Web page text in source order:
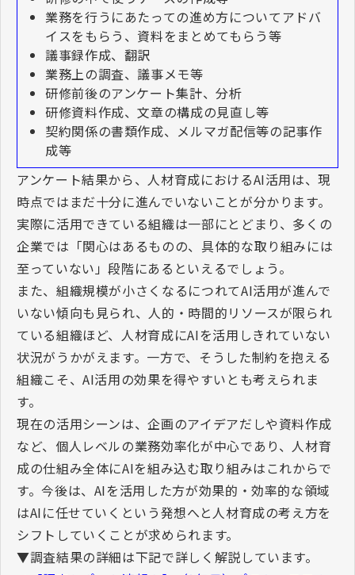
業務を行うにあたっての進め方についてアドバ
イスをもらう、資料をまとめてもらう等
議事録作成、翻訳
業務上の調査、議事メモ等
研修前後のアンケート集計、分析
研修資料作成、文章の構成の見直し等
契約関係の書類作成、メルマガ配信等の記事作
成等
アンケート結果から、人材育成におけるAI活用は、現
時点ではまだ十分に進んでいないことが分かります。
実際に活用できている組織は一部にとどまり、多くの
企業では「関心はあるものの、具体的な取り組みには
至っていない」段階にあるといえるでしょう。
また、組織規模が小さくなるにつれてAI活用が進んで
いない傾向も見られ、人的・時間的リソースが限られ
ている組織ほど、人材育成にAIを活用しきれていない
状況がうかがえます。一方で、そうした制約を抱える
組織こそ、AI活用の効果を得やすいとも考えられま
す。
現在の活用シーンは、企画のアイデアだしや資料作成
など、個人レベルの業務効率化が中心であり、人材育
成の仕組み全体にAIを組み込む取り組みはこれからで
す。今後は、 AIを活用した方が効果的・効率的な領域
はAIに任せていくという発想へと人材育成の考え方を
シフトしていくことが求められます。
▼調査結果の詳細は下記で詳しく解説しています。